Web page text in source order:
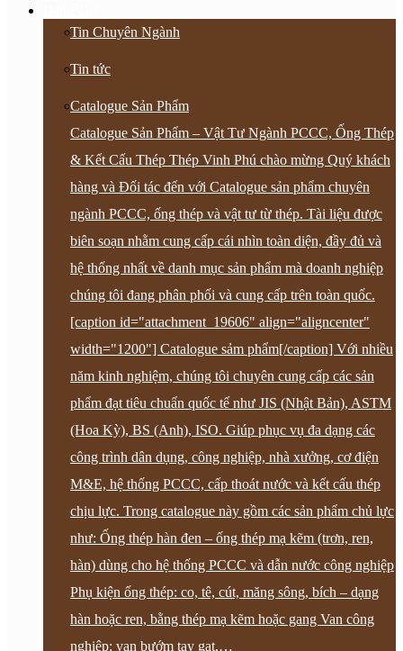
Tin Chuyên Ngành
Tin tức
Catalogue Sản Phẩm
Catalogue Sản Phẩm – Vật Tư Ngành PCCC, Ống Thép
& Kết Cấu Thép Thép Vinh Phú chào mừng Quý khách
hàng và Đối tác đến với Catalogue sản phẩm chuyên
ngành PCCC, ống thép và vật tư từ thép. Tài liệu được
biên soạn nhằm cung cấp cái nhìn toàn diện, đầy đủ và
hệ thống nhất về danh mục sản phẩm mà doanh nghiệp
chúng tôi đang phân phối và cung cấp trên toàn quốc.
[caption id="attachment_19606" align="aligncenter"
width="1200"] Catalogue sảm phẩm[/caption] Với nhiều
năm kinh nghiệm, chúng tôi chuyên cung cấp các sản
phẩm đạt tiêu chuẩn quốc tế như JIS (Nhật Bản), ASTM
(Hoa Kỳ), BS (Anh), ISO. Giúp phục vụ đa dạng các
công trình dân dụng, công nghiệp, nhà xưởng, cơ điện
M&E, hệ thống PCCC, cấp thoát nước và kết cấu thép
chịu lực. Trong catalogue này gồm các sản phẩm chủ lực
như: Ống thép hàn đen – ống thép mạ kẽm (trơn, ren,
hàn) dùng cho hệ thống PCCC và dẫn nước công nghiệp
Phụ kiện ống thép: co, tê, cút, măng sông, bích – dạng
hàn hoặc ren, bằng thép mạ kẽm hoặc gang Van công
nghiệp: van bướm tay gạt,…